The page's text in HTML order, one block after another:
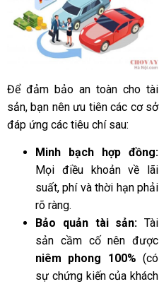
Để đảm bảo an toàn cho tài
sản, bạn nên ưu tiên các cơ sở
đáp ứng các tiêu chí sau:
Minh bạch hợp đồng:
Mọi điều khoản về lãi
suất, phí và thời hạn phải
rõ ràng.
Bảo quản tài sản: Tài
sản cầm cố nên được
niêm phong 100% (có
sự chứng kiến của khách